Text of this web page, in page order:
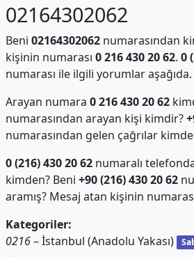
02164302062
Beni 02164302062numarasından
kişinin numarası 0 216 430 20 62. 0
numarası ile ilgili yorumlar aşağıda.
Arayan numara 0 216 430 20 62
numarasından arayan kişi kimdir?
numarasından gelen çağrılar
0 (216) 430 20 62numaralı
kimden? Beni +90 (216) 430 20 62
aramış? Mesaj atan kişinin
Kategoriler:
0216– İstanbul (Anadolu Yakası)